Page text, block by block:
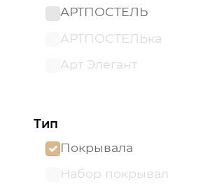
АРТПОСТЕЛЬ
АРТПОСТЕЛЬка
Арт Элегант
Тип
Покрывала
Набор покрывал